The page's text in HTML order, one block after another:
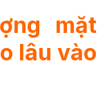
mặt
lâu vào